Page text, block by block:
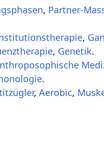
, Partner-
,
, Genetik.
.
,Aerobic,